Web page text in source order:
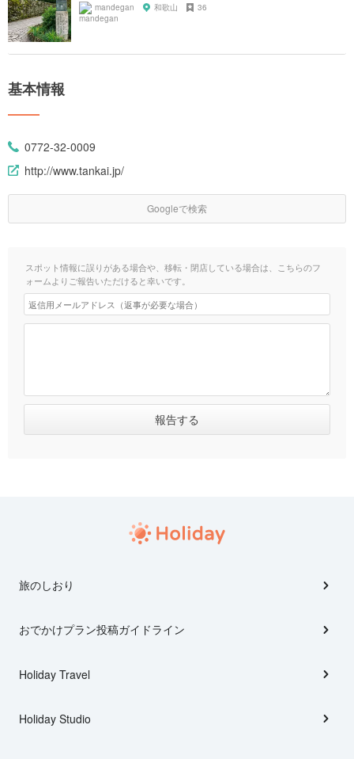
mandegan 和歌山 36
基本情報
0772-32-0009
http://www.tankai.jp/
Googleで検索
スポット情報に誤りがある場合や、移転・閉店している場合は、こちらのフ
ォームよりご報告いただけると幸いです。
旅のしおり
おでかけプラン投稿ガイドライン
Holiday Travel
Holiday Studio